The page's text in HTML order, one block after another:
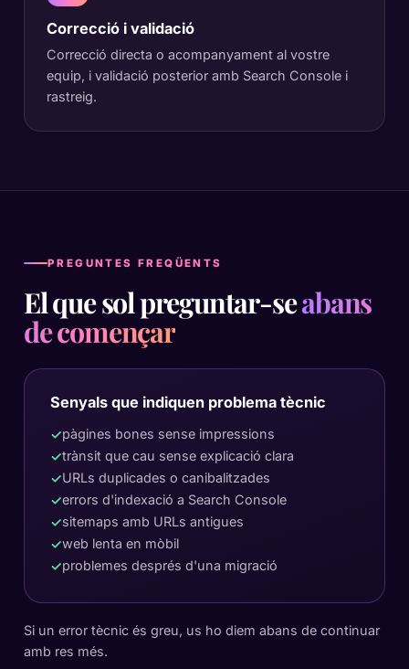
Correcció i validació
Correcció directa o acompanyament al vostre
equip, i validació posterior amb Search Console i
rastreig.
PREGUNTES FREQÜENTS
El que sol preguntar-seabans
de començar
Senyals que indiquen problema tècnic
✓pàgines bones sense impressions
✓trànsit que cau sense explicació clara
✓URLs duplicades o canibalitzades
✓errors d'indexació a Search Console
✓sitemaps amb URLs antigues
✓web lenta en mòbil
✓problemes després d'una migració
Si un error tècnic és greu, us ho diem abans de continuar
amb res més.